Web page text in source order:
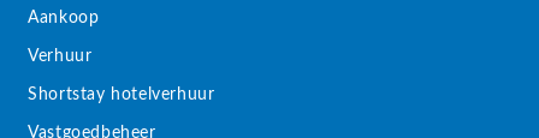
Aankoop
Verhuur
Shortstay hotelverhuur
Vastgoedbeheer